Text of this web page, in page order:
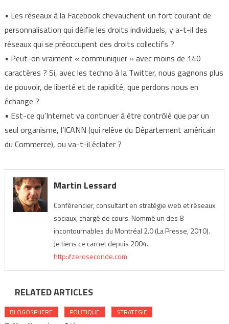
• Les réseaux à la Facebook chevauchent un fort courant de
personnalisation qui déifie les droits individuels, y a-t-il des
réseaux qui se préoccupent des droits collectifs ?
• Peut-on vraiment « communiquer » avec moins de 140
caractères ? Si, avec les techno à la Twitter, nous gagnons plus
de pouvoir, de liberté et de rapidité, que perdons nous en
échange ?
• Est-ce qu’Internet va continuer à être contrôlé que par un
seul organisme, l’ICANN (qui relève du Département américain
du Commerce), ou va-t-il éclater ?
Martin Lessard
Conférencier, consultant en stratégie web et réseaux
sociaux, chargé de cours. Nommé un des 8
incontournables du Montréal 2.0 (La Presse, 2010).
Je tiens ce carnet depuis 2004.
http://zeroseconde.com
RELATED ARTICLES
BLOGOSPHERE POLITIQUE STRATEGIE